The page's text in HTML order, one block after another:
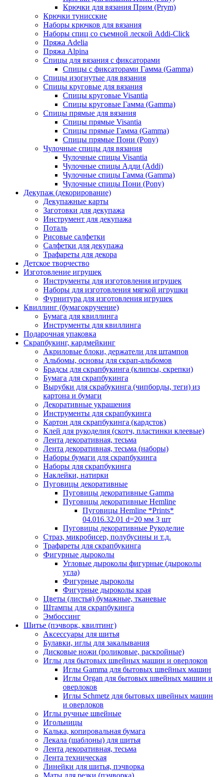
Крючки для вязания Прим (Prym)
Крючки тунисские
Наборы крючков для вязания
Наборы спиц со съемной леской Addi-Click
Пряжа Adelia
Пряжа Alpina
Спицы для вязания с фиксаторами
Спицы с фиксаторами Гамма (Gamma)
Спицы изогнутые для вязания
Спицы круговые для вязания
Спицы круговые Visantia
Спицы круговые Гамма (Gamma)
Спицы прямые для вязания
Спицы прямые Visantia
Спицы прямые Гамма (Gamma)
Спицы прямые Пони (Pony)
Чулочные спицы для вязания
Чулочные спицы Visantia
Чулочные спицы Адди (Addi)
Чулочные спицы Гамма (Gamma)
Чулочные спицы Пони (Pony)
Декупаж (декорирование)
Декупажные карты
Заготовки для декупажа
Инструмент для декупажа
Поталь
Рисовые салфетки
Салфетки для декупажа
Трафареты для декора
Детское творчество
Изготовление игрушек
Инструменты для изготовления игрушек
Наборы для изготовления мягкой игрушки
Фурнитура для изготовления игрушек
Квиллинг (бумагокручение)
Бумага для квиллинга
Инструменты для квиллинга
Подарочная упаковка
Скрапбукинг, кардмейкинг
Акриловые блоки, держатели для штампов
Альбомы, основы для скрап-альбомов
Брадсы для скрапбукинга (клипсы, скрепки)
Бумага для скрапбукинга
Вырубки для скрабукинга (чипборды, теги) из
картона и бумаги
Декоративные украшения
Инструменты для скрапбукинга
Картон для скрапбукинга (кардсток)
Клей для рукоделия (скотч, пластинки клеевые)
Лента декоративная, тесьма
Лента декоративная, тесьма (наборы)
Наборы бумаги для скрапбукинга
Наборы для скрапбукинга
Наклейки, натирки
Пуговицы декоративные
Пуговицы декоративные Gamma
Пуговицы декоративные Hemline
Пуговицы Hemline *Prints*
04.016.32.01 d=20 мм 3 шт
Пуговицы декоративные Рукоделие
Страз, микробисер, полубусины и т.д.
Трафареты для скрапбукинга
Фигурные дыроколы
Угловые дыроколы фигурные (дыроколы
угла)
Фигурные дыроколы
Фигурные дыроколы края
Цветы (листья) бумажные, тканевые
Штампы для скрапбукинга
Эмбоссинг
Шитье (пэчворк, квилтинг)
Аксессуары для шитья
Булавки, иглы для закалывания
Дисковые ножи (роликовые, раскройные)
Иглы для бытовых швейных машин и оверлоков
Иглы Gamma для бытовых швейных машин
Иглы Organ для бытовых швейных машин и
оверлоков
Иглы Schmetz для бытовых швейных машин
и оверлоков
Иглы ручные швейные
Игольницы
Калька, копировальная бумага
Лекала (шаблоны) для шитья
Лента декоративная, тесьма
Лента техническая
Линейки для шитья, пэчворка
Маты для резки (пэчворка)